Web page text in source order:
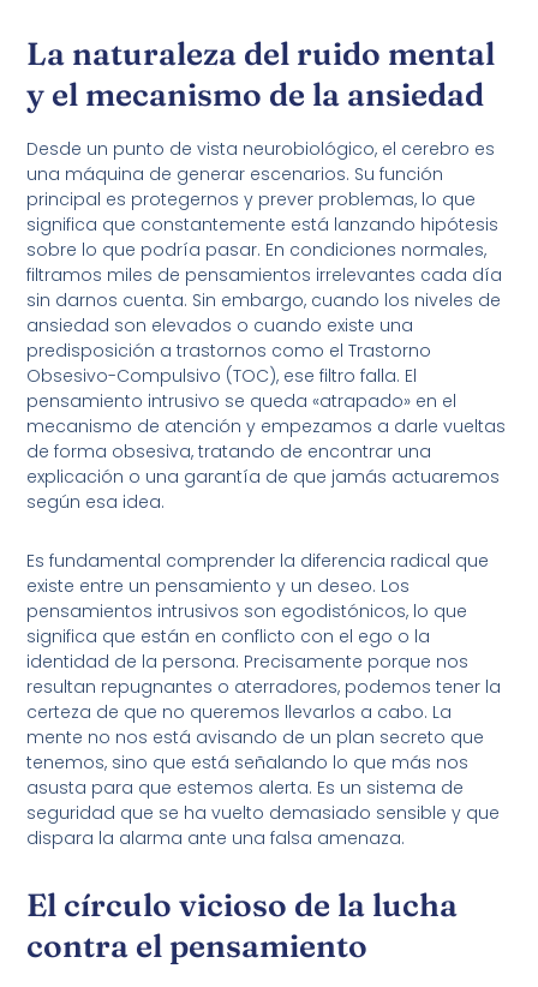
La naturaleza del ruido mental
y el mecanismo de la ansiedad
Desde un punto de vista neurobiológico, el cerebro es
una máquina de generar escenarios. Su función
principal es protegernos y prever problemas, lo que
significa que constantemente está lanzando hipótesis
sobre lo que podría pasar. En condiciones normales,
filtramos miles de pensamientos irrelevantes cada día
sin darnos cuenta. Sin embargo, cuando los niveles de
ansiedad son elevados o cuando existe una
predisposición a trastornos como el Trastorno
Obsesivo-Compulsivo (TOC), ese filtro falla. El
pensamiento intrusivo se queda «atrapado» en el
mecanismo de atención y empezamos a darle vueltas
de forma obsesiva, tratando de encontrar una
explicación o una garantía de que jamás actuaremos
según esa idea.
Es fundamental comprender la diferencia radical que
existe entre un pensamiento y un deseo. Los
pensamientos intrusivos son egodistónicos, lo que
significa que están en conflicto con el ego o la
identidad de la persona. Precisamente porque nos
resultan repugnantes o aterradores, podemos tener la
certeza de que no queremos llevarlos a cabo. La
mente no nos está avisando de un plan secreto que
tenemos, sino que está señalando lo que más nos
asusta para que estemos alerta. Es un sistema de
seguridad que se ha vuelto demasiado sensible y que
dispara la alarma ante una falsa amenaza.
El círculo vicioso de la lucha
contra el pensamiento